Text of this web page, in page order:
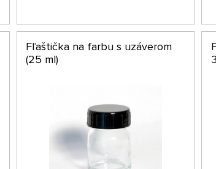
Fľaštička na farbu s uzáverom
(25 ml)